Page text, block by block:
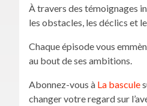
À travers des témoignages
les obstacles, les déclics et
Chaque épisode vous
au bout de ses ambitions.
Abonnez-vous à La bascule
changer votre regard sur